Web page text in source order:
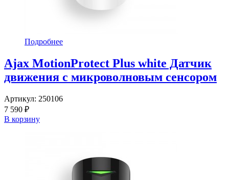
Подробнее
Ajax MotionProtect Plus white Датчик
движения с микроволновым сенсором
Артикул: 250106
7 590 ₽
В корзину